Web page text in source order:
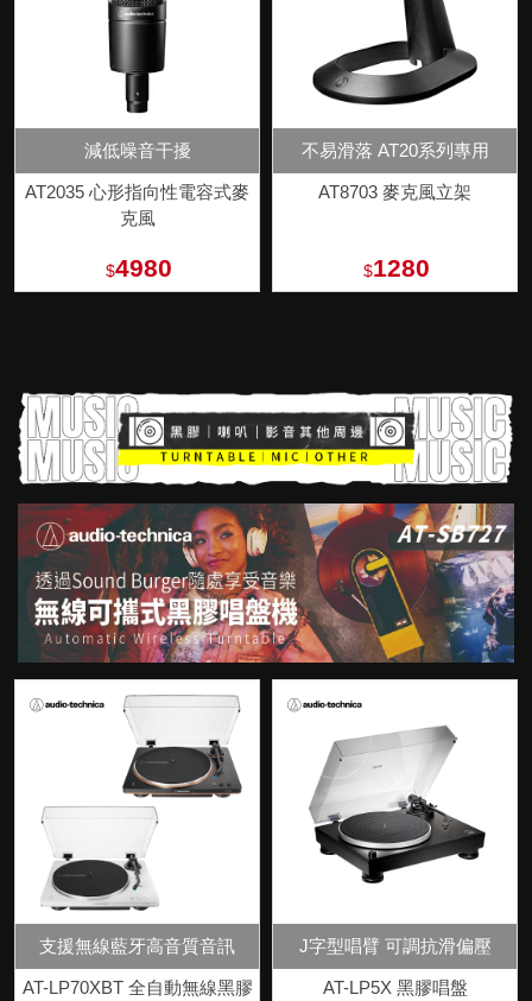
減低噪音干擾
AT2035 心形指向性電容式麥
克風
$4980
不易滑落 AT20系列專用
AT8703 麥克風立架
$1280
支援無線藍牙高音質音訊
AT-LP70XBT 全自動無線黑膠
J字型唱臂 可調抗滑偏壓
AT-LP5X 黑膠唱盤